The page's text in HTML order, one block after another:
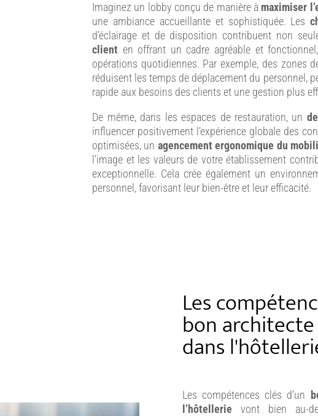
Imaginez un lobby conçu de manière à maximiser
une ambiance accueillante et sophistiquée. Les
d’éclairage et de disposition contribuent non
client en offrant un cadre agréable et
opérations quotidiennes. Par exemple, des zones
réduisent les temps de déplacement du personnel,
rapide aux besoins des clients et une gestion plus
De même, dans les espaces de restauration, un
influencer positivement l’expérience globale des
optimisées, un agencement ergonomique du
l’image et les valeurs de votre établissement
exceptionnelle. Cela crée également un
personnel, favorisant leur bien-être et leur efficacité.
Les
bon
dans
Les compétences clés d’un
l’hôtellerie vont bien au-